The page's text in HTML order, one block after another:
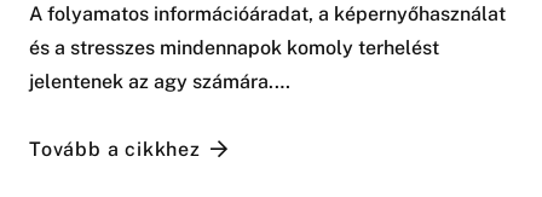
A folyamatos információáradat, a képernyőhasználat
és a stresszes mindennapok komoly terhelést
jelentenek az agy számára.…
Tovább a cikkhez